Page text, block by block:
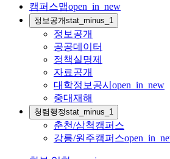
캠퍼스맵open_in_new
정보공개stat_minus_1
정보공개
공공데이터
정책실명제
자료공개
대학정보공시 open_in_new
중대재해
청렴행정stat_minus_1
춘천/삼척캠퍼스
강릉/원주캠퍼스